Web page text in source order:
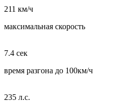
211 км/ч
максимальная скорость
7.4 сек
время разгона до 100км/ч
235 л.с.